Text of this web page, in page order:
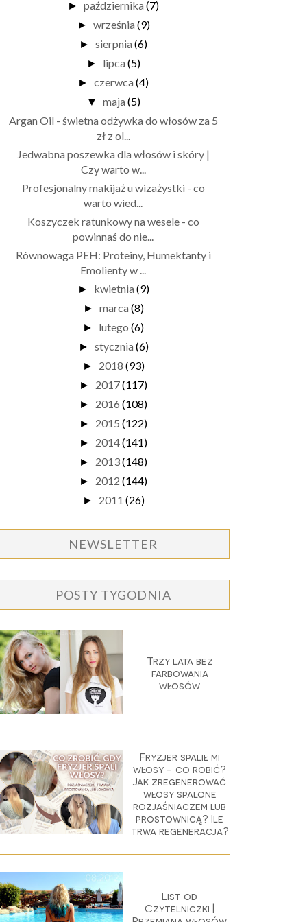
► października (7)
► września (9)
► sierpnia (6)
► lipca (5)
► czerwca (4)
▼ maja (5)
Argan Oil - świetna odżywka do włosów za 5
zł z ol...
Jedwabna poszewka dla włosów i skóry |
Czy warto w...
Profesjonalny makijaż u wizażystki - co
warto wied...
Koszyczek ratunkowy na wesele - co
powinnaś do nie...
Równowaga PEH: Proteiny, Humektanty i
Emolienty w ...
► kwietnia (9)
► marca (8)
► lutego (6)
► stycznia (6)
► 2018 (93)
► 2017(117)
► 2016 (108)
► 2015 (122)
► 2014(141)
► 2013(148)
► 2012 (144)
► 2011 (26)
NEWSLETTER
POSTY TYGODNIA
Trzy lata bez
farbowania
włosów
Fryzjer spalił mi
włosy - co robić?
Jak zregenerować
włosy spalone
rozjaśniaczem lub
prostownicą? Ile
trwa regeneracja?
List od
Czytelniczki |